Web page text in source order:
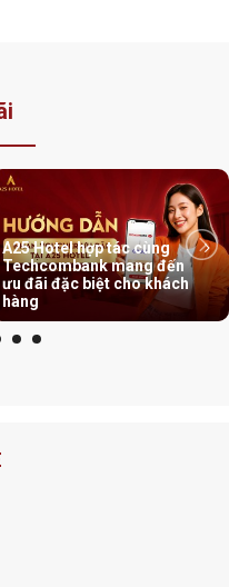
A25 Hotel hợp tác cùng
Techcombank mang đến
ưu đãi đặc biệt cho khách
hàng